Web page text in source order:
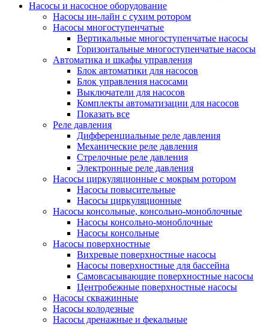
Насосы и насосное оборудование
Насосы ин-лайн с сухим ротором
Насосы многоступенчатые
Вертикальные многоступенчатые насосы
Горизонтальные многоступенчатые насосы
Автоматика и шкафы управления
Блок автоматики для насосов
Блок управления насосами
Выключатели для насосов
Комплекты автоматизации для насосов
Показать все
Реле давления
Дифференциальные реле давления
Механические реле давления
Стрелочные реле давления
Электронные реле давления
Насосы циркуляционные с мокрым ротором
Насосы повысительные
Насосы циркуляционные
Насосы консольные, консольно-моноблочные
Насосы консольно-моноблочные
Насосы консольные
Насосы поверхностные
Вихревые поверхностные насосы
Насосы поверхностные для бассейна
Самовсасывающие поверхностные насосы
Центробежные поверхностные насосы
Насосы скважинные
Насосы колодезные
Насосы дренажные и фекальные